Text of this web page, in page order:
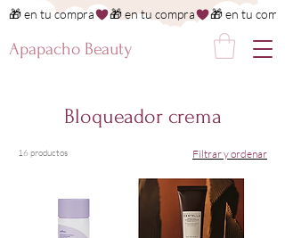
Apapacho Beauty
🎁 en tu compra
Bloqueador crema
16 productos Filtrar y ordenar